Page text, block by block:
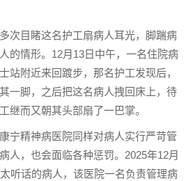
次目睹这名护工扇病人耳光，脚踹病
的情形。12月13日中午，一名住院病
站附近来回踱步，那名护工发现后，
一脚，之后把这名病人拽回床上，待
继而又朝其头部扇了一巴掌。
宁精神病医院同样对病人实行严苛管
人，也会面临各种惩罚。2025年12月
听话的病人，该医院一名负责管理病